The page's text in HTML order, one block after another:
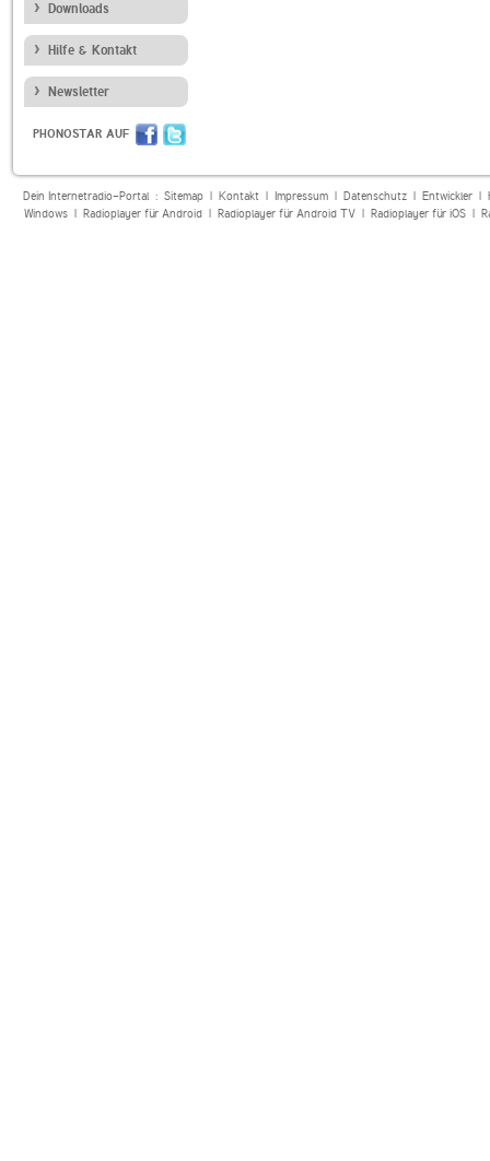
Downloads
Hilfe & Kontakt
Newsletter
PHONOSTAR AUF
Dein Internetradio-Portal : Sitemap| Kontakt| Impressum| Datenschutz| Entwickler|
Windows| Radioplayer für Android| Radioplayer für Android TV| Radioplayer für iOS|